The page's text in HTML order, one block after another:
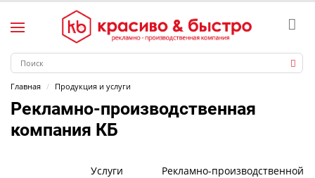
Главная Продукция и услуги
Рекламно-производственная
компания КБ
Услуги Рекламно-производственной